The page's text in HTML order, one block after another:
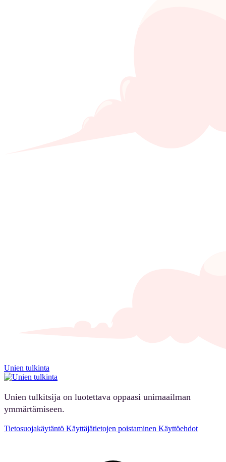
Unien tulkinta
Unien tulkitsija on luotettava oppaasi unimaailman
ymmärtämiseen.
Tietosuojakäytäntö Käyttäjätietojen poistaminen Käyttöehdot